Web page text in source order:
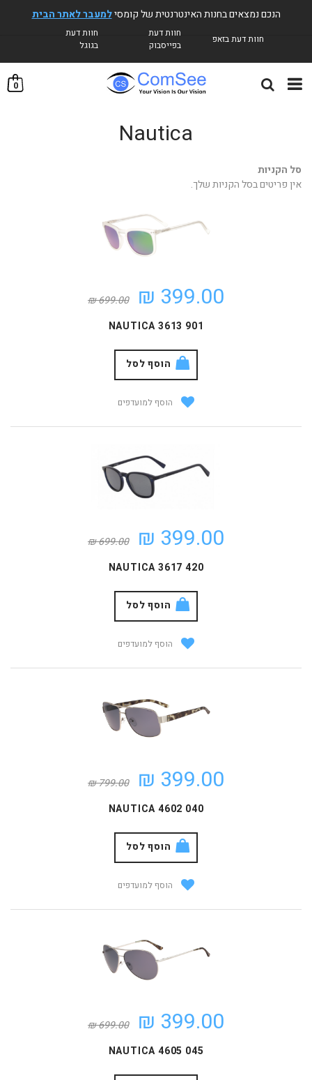
0
Nautica
סל הקניות
אין פריטים בסל הקניות שלך.
399.00 ₪
699.00 ₪
NAUTICA 3613 901
הוסף לסל
הוסף למועדפים
399.00 ₪
699.00 ₪
NAUTICA 3617 420
הוסף לסל
הוסף למועדפים
399.00 ₪
799.00 ₪
NAUTICA 4602 040
הוסף לסל
הוסף למועדפים
399.00 ₪
699.00 ₪
NAUTICA 4605 045
הנכם נמצאים בחנות האינטרנטית של קומסילמעבר לאתר הבית
חוות דעת בזאפ
חוות דעת
בפייסבוק
חוות דעת
בגוגל